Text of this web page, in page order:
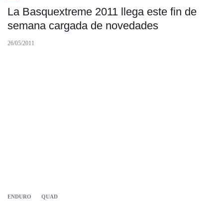
La Basquextreme 2011 llega este fin de
semana cargada de novedades
26/05/2011
ENDURO QUAD